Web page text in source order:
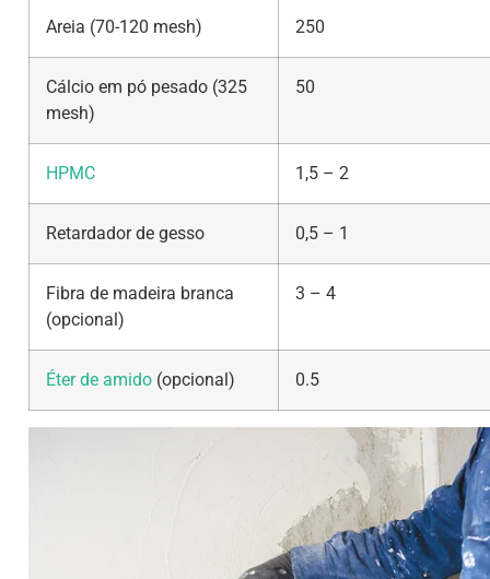
Areia (70-120 mesh) 250
Cálcio em pó pesado (325
mesh)
50
HPMC 1,5 – 2
Retardador de gesso 0,5 – 1
Fibra de madeira branca
(opcional)
3 – 4
Éter de amido (opcional) 0.5